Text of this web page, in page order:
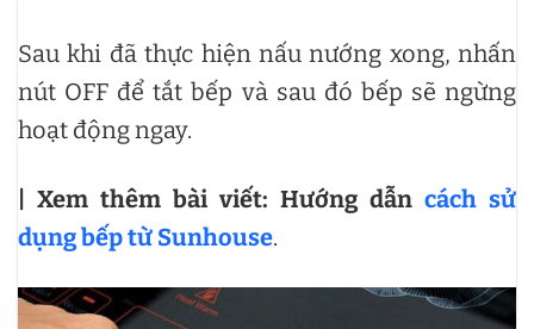
Sau khi đã thực hiện nấu nướng xong, nhấn
nút OFF để tắt bếp và sau đó bếp sẽ ngừng
hoạt động ngay.
| Xem thêm bài viết: Hướng dẫn cách sử
dụng bếp từ Sunhouse.